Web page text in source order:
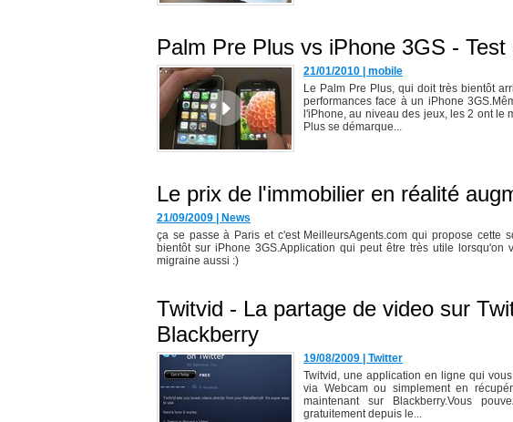
Palm Pre Plus vs iPhone 3GS -
21/01/2010
mobile
Le Palm Pre Plus, qui doit très bientôt
performances face à un iPhone
l'iPhone, au niveau des jeux, les 2 ont le
Plus se démarque...
Le prix de l'immobilier en réalité
21/09/2009
News
ça se passe à Paris et c'est MeilleursAgents.com qui propose cette
bientôt sur iPhone 3GS.Application qui peut être très utile
migraine aussi :)
Twitvid - La partage de video sur
Blackberry
19/08/2009
Twitter
Twitvid, une application en ligne qui
via Webcam ou simplement en
maintenant sur Blackberry.Vous
gratuitement depuis le...